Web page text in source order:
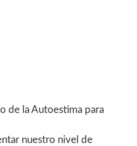
de la Autoestima para
nuestro nivel de